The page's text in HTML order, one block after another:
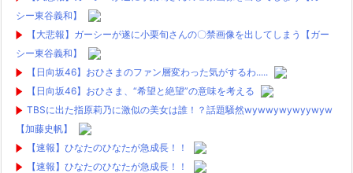
シー東谷義和】
【大悲報】ガーシーが遂に小栗旬さんの〇禁画像を出してしまう【ガー
シー東谷義和】
【日向坂46】おひさまのファン層変わった気がするわ.....
【日向坂46】おひさま、“希望と絶望”の意味を考える
TBSに出た指原莉乃に激似の美女は誰！？話題騒然wywwywywyywyw
【加藤史帆】
【速報】ひなたのひなたが急成長！！
【速報】ひなたのひなたが急成長！！